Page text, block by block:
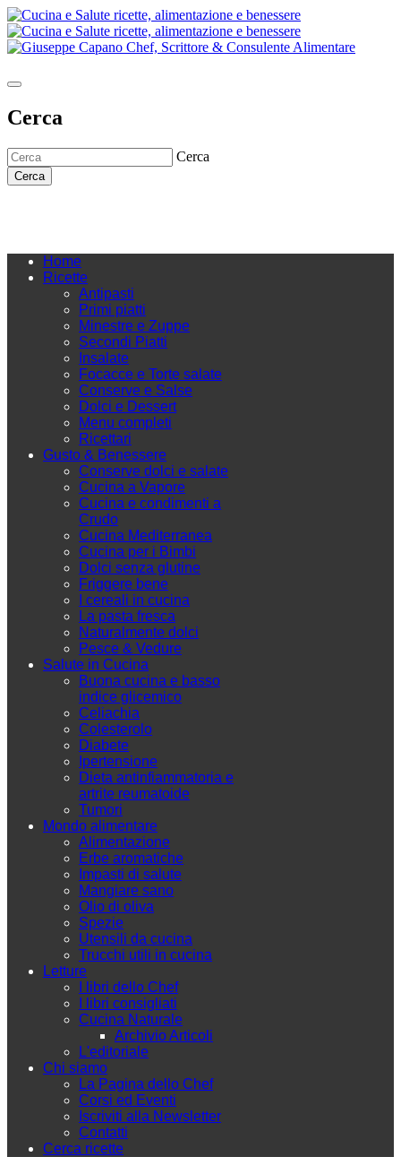
Cerca
Cerca
Cerca
Home
Ricette
Antipasti
Primi piatti
Minestre e Zuppe
Secondi Piatti
Insalate
Focacce e Torte salate
Conserve e Salse
Dolci e Dessert
Menu completi
Ricettari
Gusto & Benessere
Conserve dolci e salate
Cucina a Vapore
Cucina e condimenti a
Crudo
Cucina Mediterranea
Cucina per i Bimbi
Dolci senza glutine
Friggere bene
I cereali in cucina
La pasta fresca
Naturalmente dolci
Pesce & Vedure
Salute in Cucina
Buona cucina e basso
indice glicemico
Celiachia
Colesterolo
Diabete
Ipertensione
Dieta antinfiammatoria e
artrite reumatoide
Tumori
Mondo alimentare
Alimentazione
Erbe aromatiche
Impasti di salute
Mangiare sano
Olio di oliva
Spezie
Utensili da cucina
Trucchi utili in cucina
Letture
I libri dello Chef
I libri consigliati
Cucina Naturale
Archivio Articoli
L'editoriale
Chi siamo
La Pagina dello Chef
Corsi ed Eventi
Iscriviti alla Newsletter
Contatti
Cerca ricette